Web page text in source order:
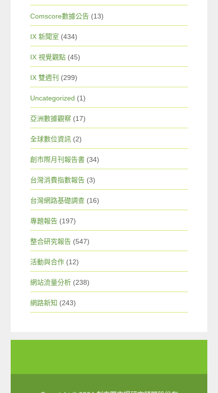
Comscore數據公告 (13)
IX 新聞室 (434)
IX 視覺觀點 (45)
IX 雙週刊 (299)
Uncategorized (1)
亞洲數據觀察 (17)
全球數位資訊 (2)
創市際月刊報告書 (34)
台灣消費指數報告 (3)
台灣網路基礎調查 (16)
專題報告 (197)
整合研究報告 (547)
活動與合作 (12)
網站流量分析 (238)
網路新知 (243)